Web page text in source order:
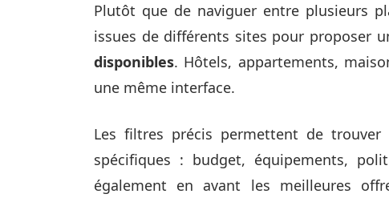
Plutôt que de naviguer entre plusieurs
issues de différents sites pour proposer
disponibles. Hôtels, appartements,
une même interface.
Les filtres précis permettent de
spécifiques : budget, équipements,
également en avant les meilleures